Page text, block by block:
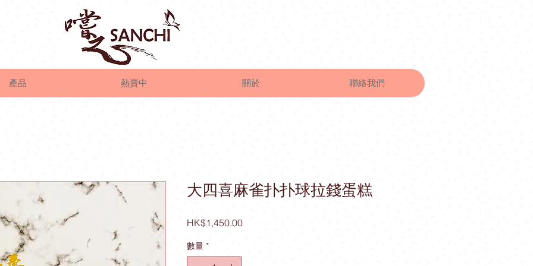
產品 熱賣中 關於 聯絡我們
大四喜麻雀扑扑球拉錢蛋糕
HK$1,450.00價
數量 *